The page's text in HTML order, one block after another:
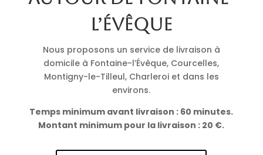
l’Évêque
Nous proposons un service de livraison à
domicile à Fontaine-l’Évêque, Courcelles,
Montigny-le-Tilleul, Charleroi et dans les
environs.
Temps minimum avant livraison : 60 minutes.
Montant minimum pour la livraison : 20 €.